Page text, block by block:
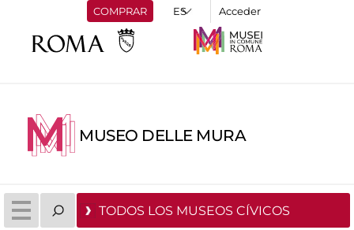
COMPRAR Acceder
MUSEO DELLE MURA
TODOS LOS MUSEOS CÍVICOS